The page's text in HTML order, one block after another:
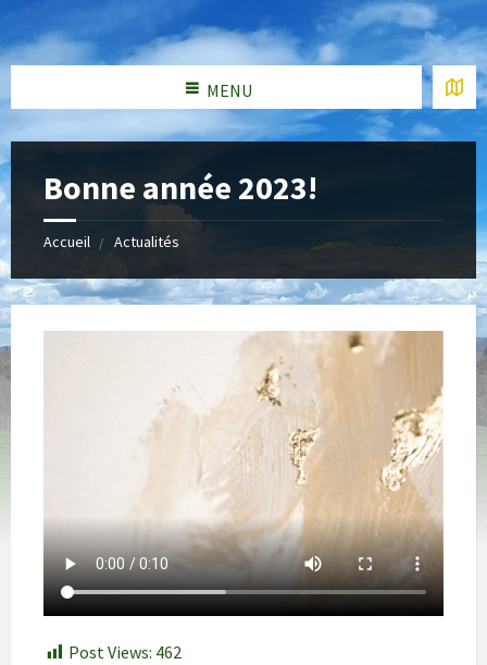
MENU
Bonne année 2023!
Accueil Actualités
Post Views: 462